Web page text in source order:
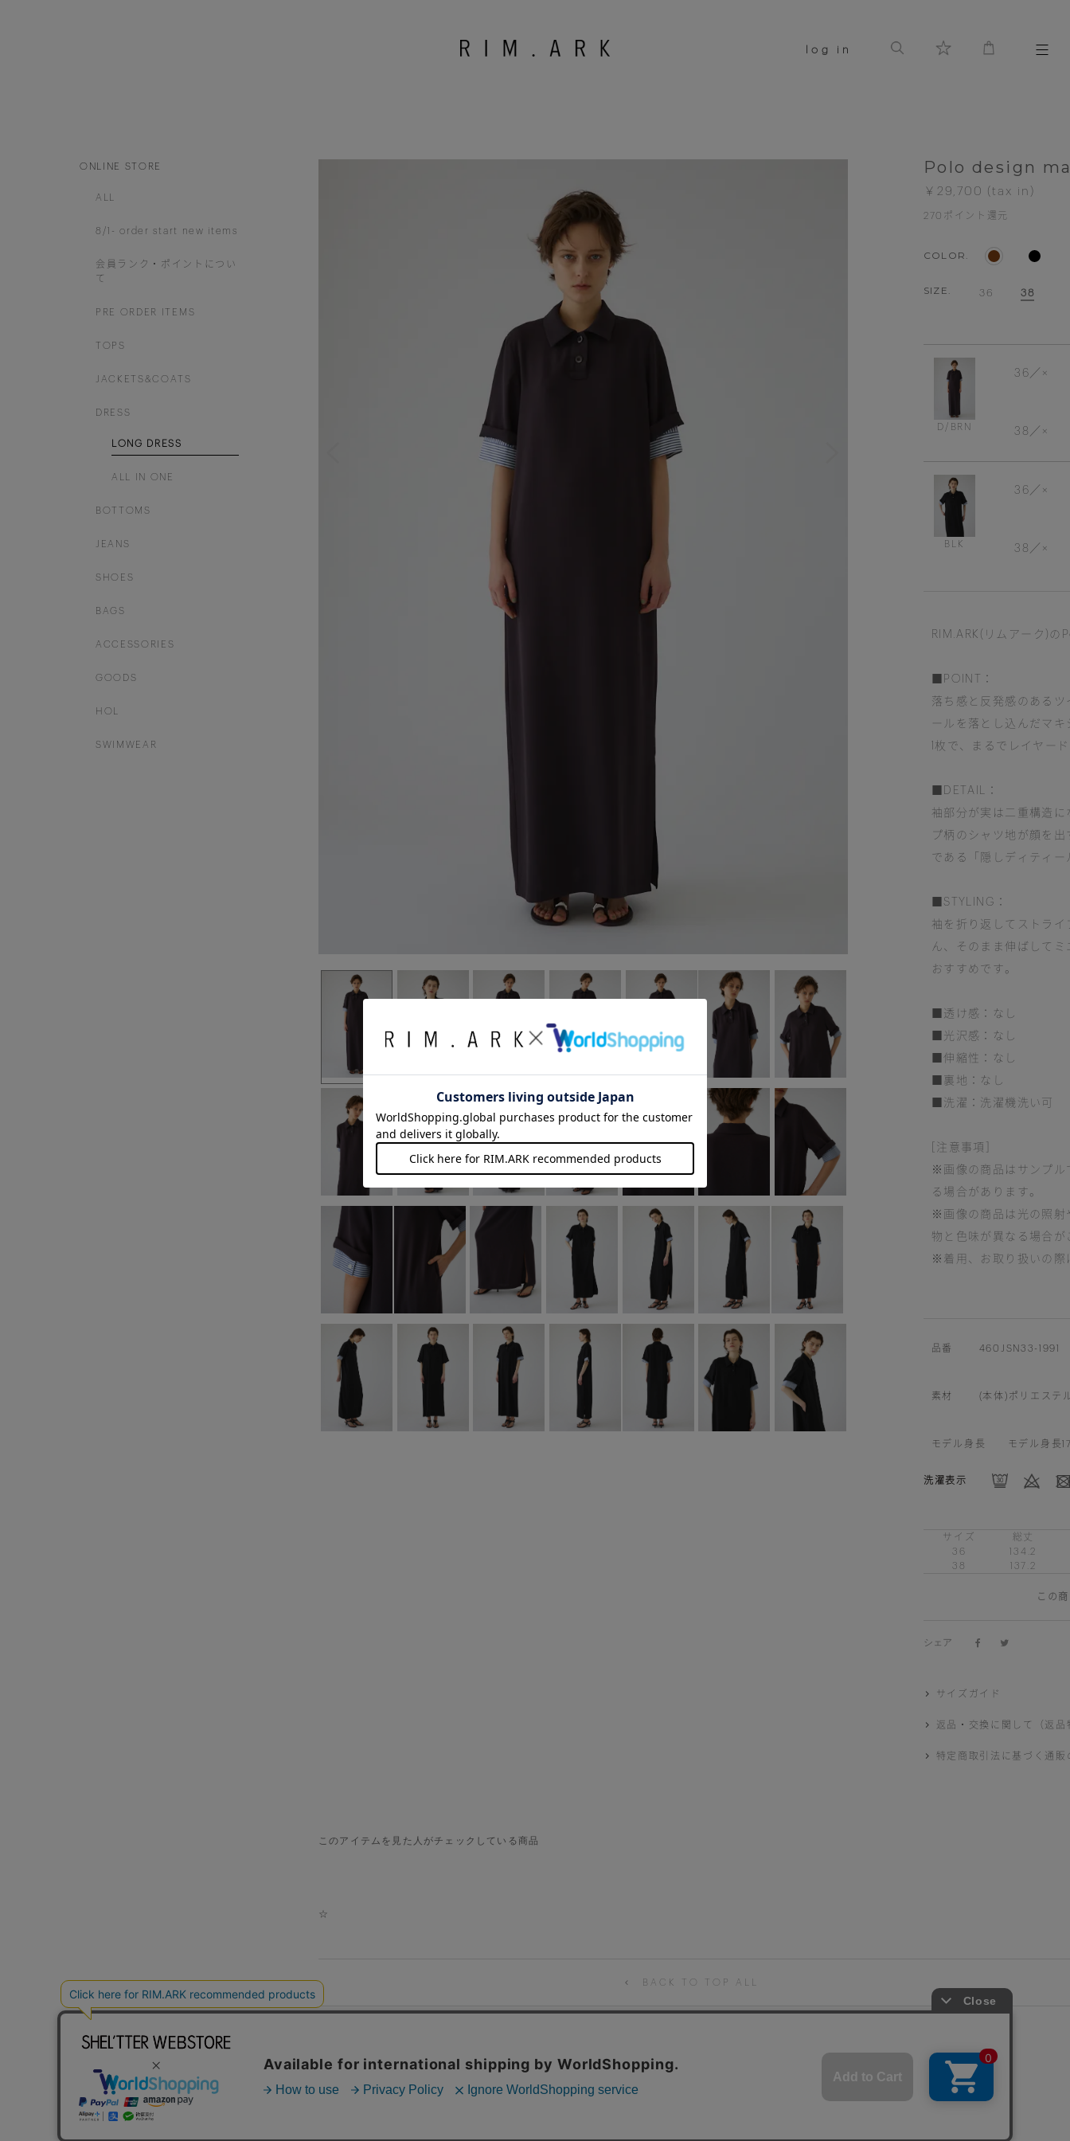
log in
ONLINE STORE
ALL
8/1- order start new items
会員ランク・ポイントについ
て
PRE ORDER ITEMS
TOPS
JACKETS&COATS
DRESS
LONG DRESS
ALL IN ONE
BOTTOMS
JEANS
SHOES
BAGS
ACCESSORIES
GOODS
HOL
SWIMWEAR
Polo design
￥29,700
270 ポイント還元
COLOR.
SIZE. 36 38
D/BRN
36 ×
38 ×
BLK
36 ×
38 ×
RIM.ARK(リムアーク)
■POINT：
落ち感と反発感のある
ールを落とし込んだマ
1枚で、まるでレイヤー
■DETAIL：
袖部分が実は二重構造
プ柄のシャツ地が顔を
である「隠しディティ
■STYLING：
袖を折り返してストラ
ん、そのまま伸ばして
おすすめです。
■透け感：なし
■光沢感：なし
■伸縮性：なし
■裏地：なし
■洗濯：洗濯機洗い可
[注意事項]
※画像の商品はサンプル
る場合があります。
※画像の商品は光の照射
物と色味が異なる場合が
※着用、お取り扱いの際
品番 460JSN33-1991
素材 (本体)ポリエステ
モデル身長 モデル身長
洗濯表示
サイズ
総丈
36
134.2
38
137.2
この
シェア
サイズガイド
返品・交換に関して（返品
特定商取引法に基づく通販
このアイテムを見た人がチェックしている商品
☆
BACK TO TOP ALL
HELP TERM OF USE
© BAROQUE JAPAN LIMITED.